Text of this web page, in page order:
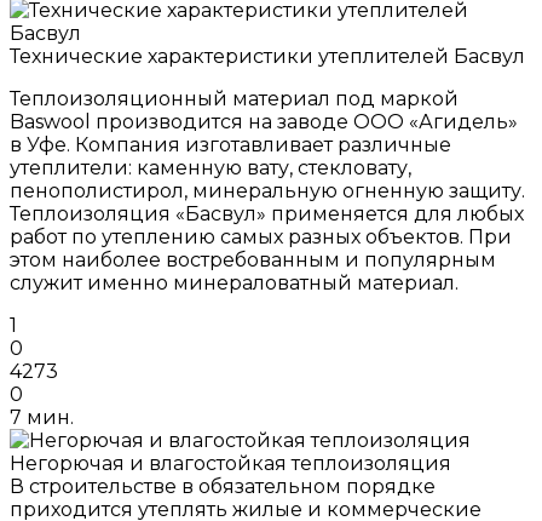
Технические характеристики утеплителей Басвул
Теплоизоляционный материал под маркой
Baswool производится на заводе ООО «Агидель»
в Уфе. Компания изготавливает различные
утеплители: каменную вату, стекловату,
пенополистирол, минеральную огненную защиту.
Теплоизоляция «Басвул» применяется для любых
работ по утеплению самых разных объектов. При
этом наиболее востребованным и популярным
служит именно минераловатный материал.
1
0
4273
0
7 мин.
Негорючая и влагостойкая теплоизоляция
В строительстве в обязательном порядке
приходится утеплять жилые и коммерческие